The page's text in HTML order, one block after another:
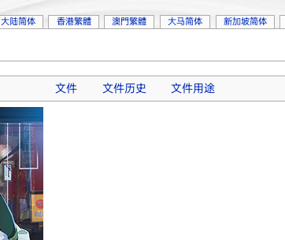
文件 文件历史 文件用途
大陆简体 香港繁體 澳門繁體 大马简体 新加坡简体